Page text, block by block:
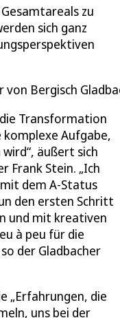
zu
sich ganz
Bergisch
Transformation
komplexe Aufgabe,
äußert sich
Frank Stein. „Ich
dem A-Status
den ersten Schritt
und mit kreativen
à peu für die
der Gladbacher
„Erfahrungen, die
uns bei der